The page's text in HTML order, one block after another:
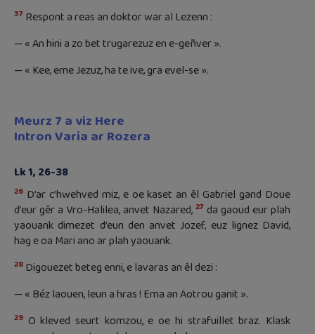
37 Respont a reas an doktor war al Lezenn :
— « An hini a zo bet trugarezuz en e-geñver ».
— « Kee, eme Jezuz, ha te ive, gra evel-se ».
Meurz 7 a viz Here
Intron Varia ar Rozera
Lk 1, 26-38
26 D’ar c’hwehved miz, e oe kaset an êl Gabriel gand Doue
d’eur gêr a Vro-Halilea, anvet Nazared, 27 da gaoud eur plah
yaouank dimezet d’eun den anvet Jozef, euz lignez David,
hag e oa Mari ano ar plah yaouank.
28 Digouezet beteg enni, e lavaras an êl dezi :
— « Béz laouen, leun a hras ! Ema an Aotrou ganit ».
29 O kleved seurt komzou, e oe hi strafuillet braz. Klask